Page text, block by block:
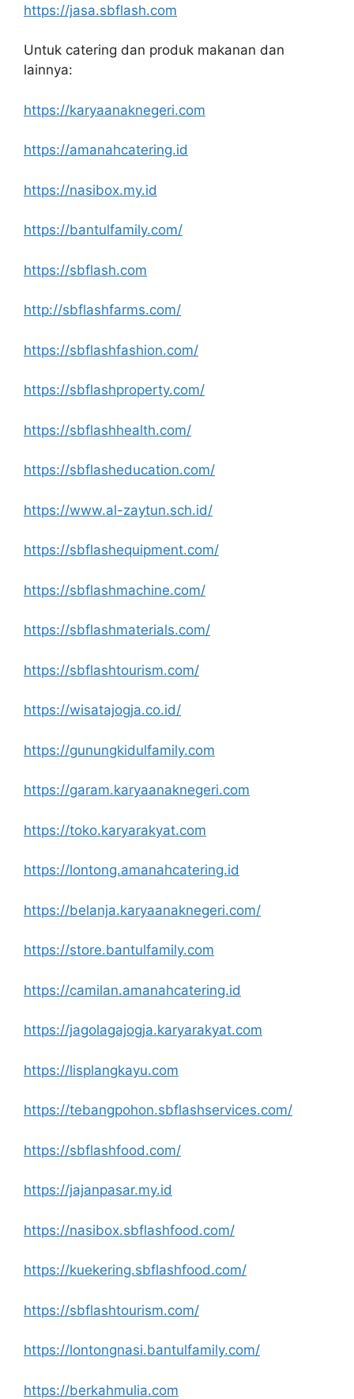
https://jasa.sbflash.com
Untuk catering dan produk makanan dan
lainnya:
https://karyaanaknegeri.com
https://amanahcatering.id
https://nasibox.my.id
https://bantulfamily.com/
https://sbflash.com
http://sbflashfarms.com/
https://sbflashfashion.com/
https://sbflashproperty.com/
https://sbflashhealth.com/
https://sbflasheducation.com/
https://www.al-zaytun.sch.id/
https://sbflashequipment.com/
https://sbflashmachine.com/
https://sbflashmaterials.com/
https://sbflashtourism.com/
https://wisatajogja.co.id/
https://gunungkidulfamily.com
https://garam.karyaanaknegeri.com
https://toko.karyarakyat.com
https://lontong.amanahcatering.id
https://belanja.karyaanaknegeri.com/
https://store.bantulfamily.com
https://camilan.amanahcatering.id
https://jagolagajogja.karyarakyat.com
https://lisplangkayu.com
https://tebangpohon.sbflashservices.com/
https://sbflashfood.com/
https://jajanpasar.my.id
https://nasibox.sbflashfood.com/
https://kuekering.sbflashfood.com/
https://sbflashtourism.com/
https://lontongnasi.bantulfamily.com/
https://berkahmulia.com